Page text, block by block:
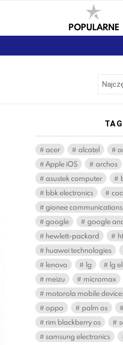
POPULARNE
acer alcatel
Apple iOS
archos
asustek computer
bbk electronics
gionee
google
google
hewlett-packard
huawei technologies
lenovo
lg lg
meizu
micromax
motorola mobile
oppo
palm os
rim blackberry os
samsung electronics